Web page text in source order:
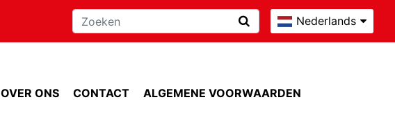
Nederlands
OVER ONS CONTACT ALGEMENE VOORWAARDEN